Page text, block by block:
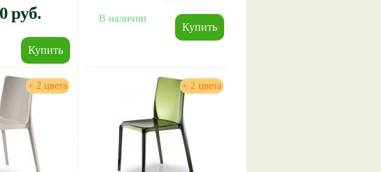
руб. В наличии
+ 2 цвета + 2 цвета